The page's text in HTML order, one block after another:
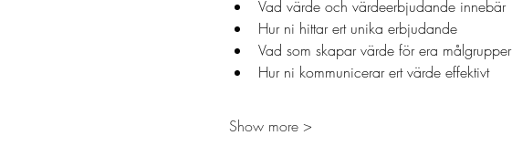
Vad värde och värdeerbjudande innebär
Hur ni hittar ert unika erbjudande
Vad som skapar värde för era målgrupper
Hur ni kommunicerar ert värde effektivt
Show more >